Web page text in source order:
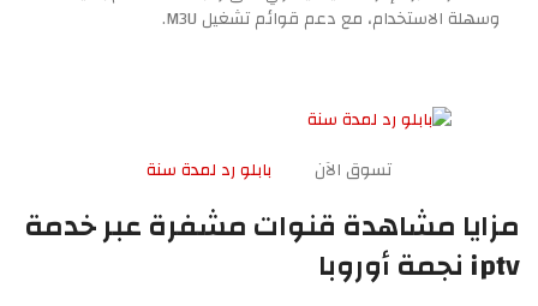
وسهلة الاستخدام، مع دعم قوائم تشغيل M3U.
تسوق الآن بابلو رد لمدة سنة
مزايا مشاهدة قنوات مشفرة عبر خدمة
iptv نجمة أوروبا